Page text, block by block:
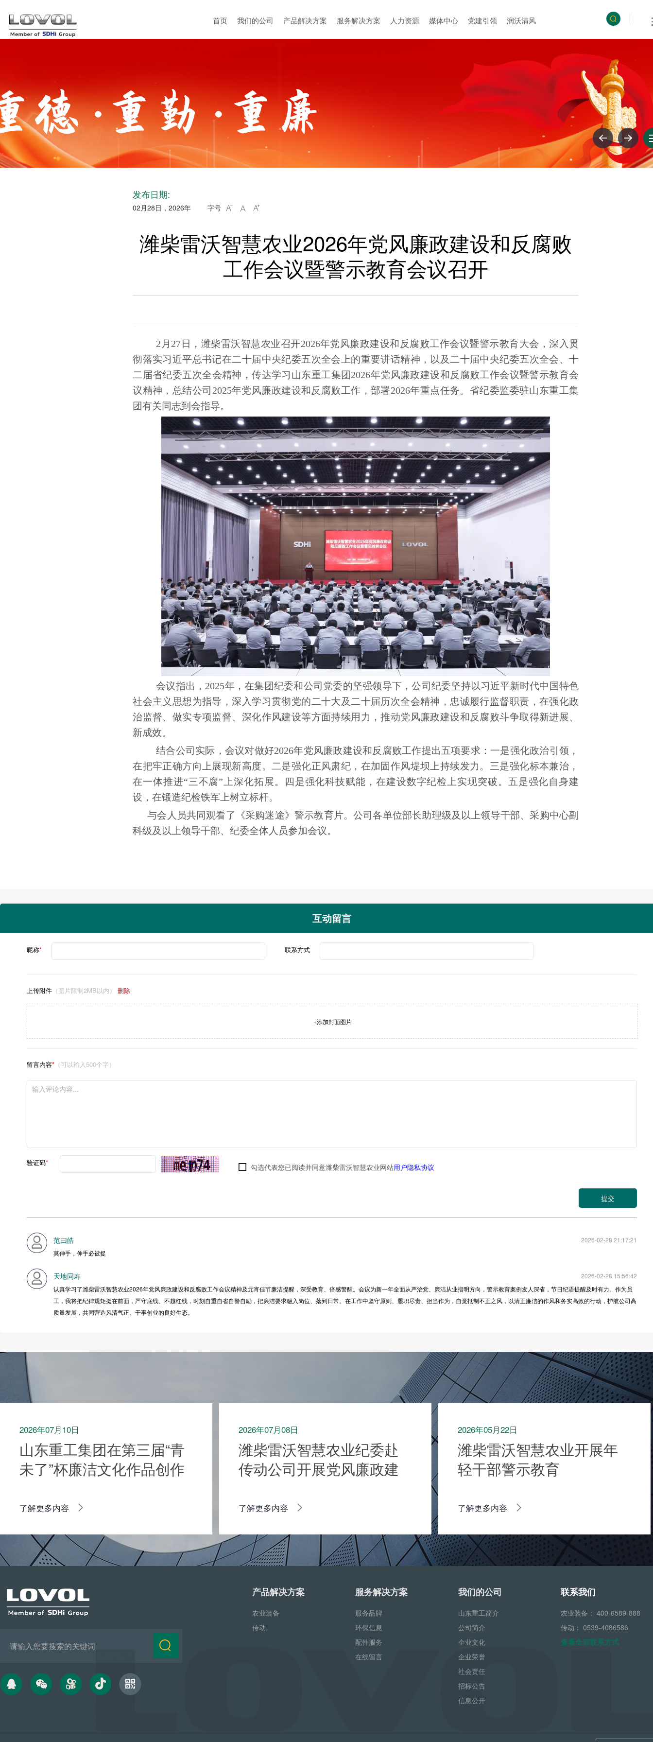
首页 我们的公司 产品解决方案 服务解决方案 人力资源 媒体中心 党建引领 润沃清风
发布日期:
02月28日，2026年 字号   
潍柴雷沃智慧农业2026年党风廉政建设和反腐败
工作会议暨警示教育会议召开
2月27日，潍柴雷沃智慧农业召开2026年党风廉政建设和反腐败工作会议暨警示教育大会，深入贯
彻落实习近平总书记在二十届中央纪委五次全会上的重要讲话精神，以及二十届中央纪委五次全会、十
二届省纪委五次全会精神，传达学习山东重工集团2026年党风廉政建设和反腐败工作会议暨警示教育会
议精神，总结公司2025年党风廉政建设和反腐败工作，部署2026年重点任务。省纪委监委驻山东重工集
团有关同志到会指导。
会议指出， 2025年，在集团纪委和公司党委的坚强领导下，公司纪委坚持以习近平新时代中国特色
社会主义思想为指导，深入学习贯彻党的二十大及二十届历次全会精神，忠诚履行监督职责，在强化政
治监督、做实专项监督、深化作风建设等方面持续用力，推动党风廉政建设和反腐败斗争取得新进展、
新成效。
结合公司实际，会议对做好2026年党风廉政建设和反腐败工作提出五项要求：一是强化政治引领，
在把牢正确方向上展现新高度。二是强化正风肃纪，在加固作风堤坝上持续发力。三是强化标本兼治，
在一体推进“三不腐”上深化拓展。四是强化科技赋能，在建设数字纪检上实现突破。五是强化自身建
设，在锻造纪检铁军上树立标杆。
与会人员共同观看了《采购迷途》警示教育片。公司各单位部长助理级及以上领导干部、采购中心副
科级及以上领导干部、纪委全体人员参加会议。
互动留言
昵称* 联系方式
上传附件（图片限制2MB以内） 删除
+添加封面图片
留言内容*（可以输入500个字）
验证码* 勾选代表您已阅读并同意潍柴雷沃智慧农业网站用户隐私协议
提交
范曰皓
2026-02-28 21:17:21
莫伸手，伸手必被捉
天地同寿
2026-02-28 15:56:42
认真学习了潍柴雷沃智慧农业2026年党风廉政建设和反腐败工作会议精神及元宵佳节廉洁提醒，深受教育、倍感警醒。会议为新一年全面从严治党、廉洁从业指明方向，警示教育案例发人深省，节日纪语提醒及时有力。作为员
工，我将把纪律规矩挺在前面，严守底线、不越红线，时刻自重自省自警自励，把廉洁要求融入岗位、落到日常。在工作中坚守原则、履职尽责、担当作为，自觉抵制不正之风，以清正廉洁的作风和务实高效的行动，护航公司高
质量发展，共同营造风清气正、干事创业的良好生态。
2026年07月10日
山东重工集团在第三届“青
未了”杯廉洁文化作品创作
了解更多内容
2026年07月08日
潍柴雷沃智慧农业纪委赴
传动公司开展党风廉政建
了解更多内容
2026年05月22日
潍柴雷沃智慧农业开展年
轻干部警示教育
了解更多内容
产品解决方案
农业装备
传动
服务解决方案
服务品牌
环保信息
配件服务
在线留言
我们的公司
山东重工简介
公司简介
企业文化
企业荣誉
社会责任
招标公告
信息公开
联系我们
农业装备：400-6589-888
传动：0539-4086586
查看全部联系方式